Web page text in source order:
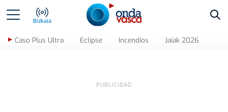
Bizkaia
Caso Plus Ultra Eclipse Incendios Jaiak 2026